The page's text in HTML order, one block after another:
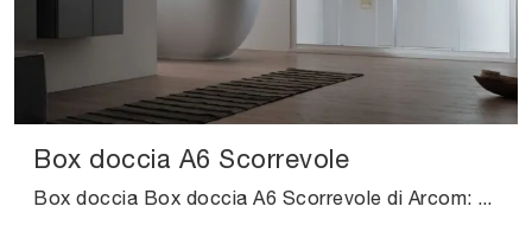
Box doccia A6 Scorrevole
Box doccia Box doccia A6 Scorrevole di Arcom: scopri l'Arredo Bagno in vetro moderno e arreda il bagno di casa.